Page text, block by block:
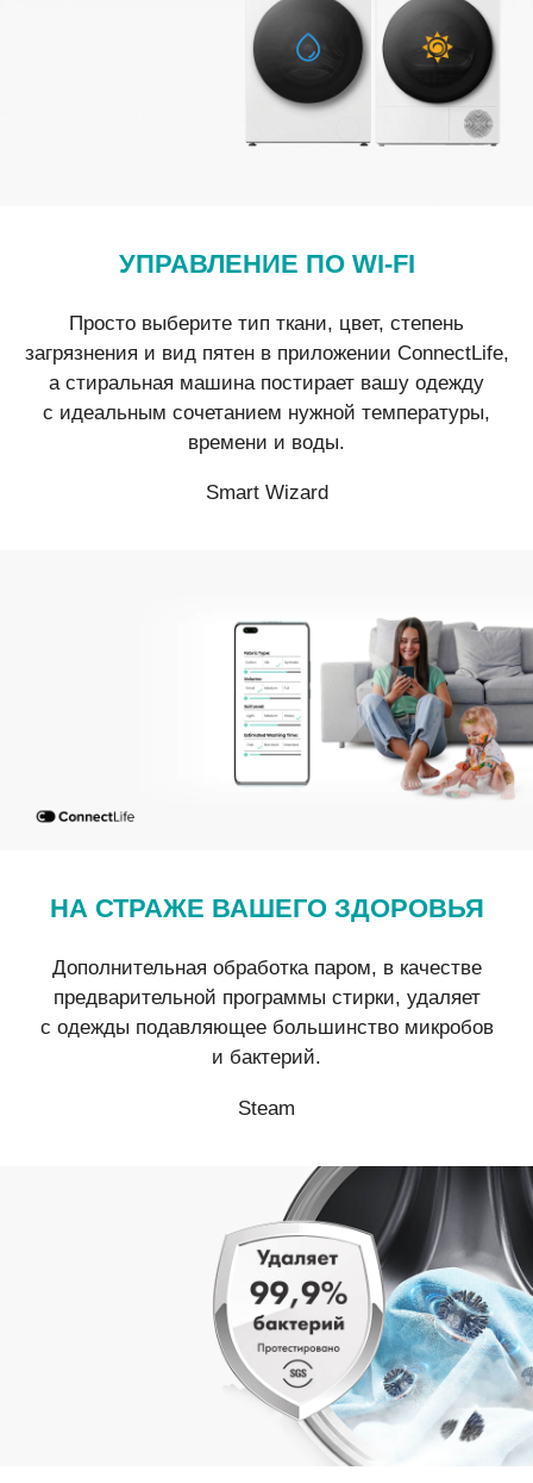
УПРАВЛЕНИЕ ПО WI-FI
Просто выберите тип ткани, цвет, степень
загрязнения и вид пятен в приложении ConnectLife,
а стиральная машина постирает вашу одежду
с идеальным сочетанием нужной температуры,
времени и воды.
Smart Wizard
НА СТРАЖЕ ВАШЕГО ЗДОРОВЬЯ
Дополнительная обработка паром, в качестве
предварительной программы стирки, удаляет
с одежды подавляющее большинство микробов
и бактерий.
Steam